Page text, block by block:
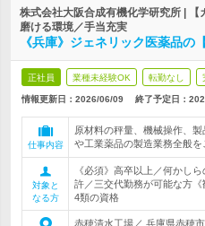
株式会社大阪合成有機化学研究所 |
磨ける環境／手当充実
《兵庫》ジェネリック医薬品
正社員 業種未経験OK 転勤なし
情報更新日：2026/06/09 終了予定日：
仕事内容
原材料の秤量、機械操作、
や工業薬品の製造業務全般を
対象と
なる方
《必須》高卒以上／何かし
許／三交代勤務が可能な方
4類の資格
赤穂清水工場／ 兵庫県赤穂